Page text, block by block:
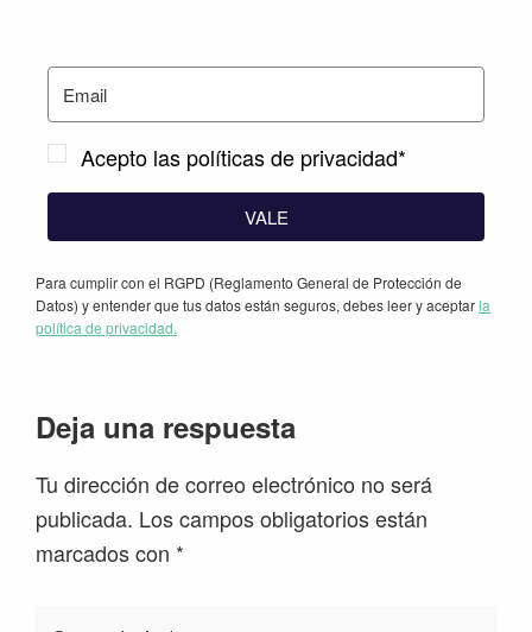
Acepto las políticas de privacidad*
VALE
Para cumplir con el RGPD (Reglamento General de Protección de
Datos) y entender que tus datos están seguros, debes leer y aceptarla
política de privacidad.
Interacciones
los
lectores
Deja una respuesta
Tu dirección de correo electrónico no será
publicada. Los campos obligatorios están
marcados con *